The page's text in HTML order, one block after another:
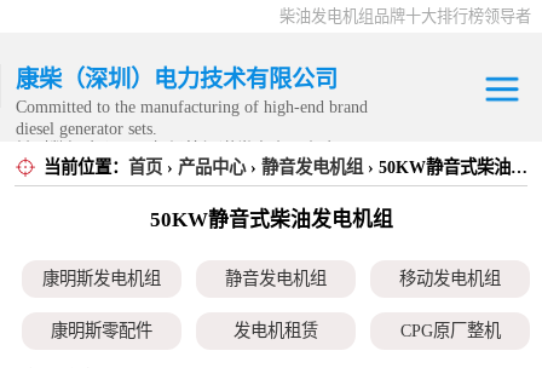
柴油发电机组品牌十大排行榜领导者
康柴（深圳）电力技术有限公司
Committed to the manufacturing of high-end brand
diesel generator sets.
务范围内。
当前位置： 首页 › 产品中心› 静音发电机组 › 50KW静音式柴油发电机组
50KW静音式柴油发电机组
康明斯发电机组 静音发电机组 移动发电机组
康明斯零配件 发电机租赁 CPG原厂整机
康明斯发电机组
移动发电机组